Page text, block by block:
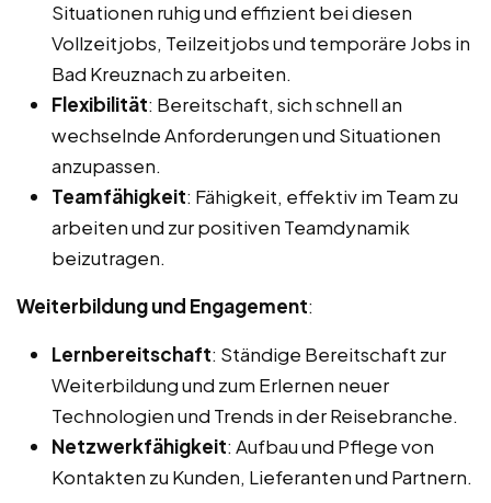
Situationen ruhig und effizient bei diesen
Vollzeitjobs, Teilzeitjobs und temporäre Jobs in
Bad Kreuznach zu arbeiten.
Flexibilität: Bereitschaft, sich schnell an
wechselnde Anforderungen und Situationen
anzupassen.
Teamfähigkeit: Fähigkeit, effektiv im Team zu
arbeiten und zur positiven Teamdynamik
beizutragen.
Weiterbildung und Engagement:
Lernbereitschaft: Ständige Bereitschaft zur
Weiterbildung und zum Erlernen neuer
Technologien und Trends in der Reisebranche.
Netzwerkfähigkeit: Aufbau und Pflege von
Kontakten zu Kunden, Lieferanten und Partnern.